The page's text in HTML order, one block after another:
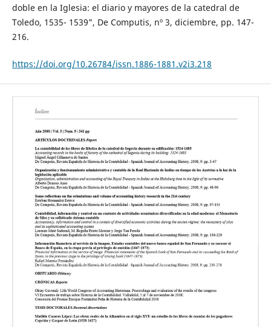
doble en la Iglesia: el diario y mayores de la catedral de
Toledo, 1535- 1539", De Computis, nº 3, diciembre, pp. 147-
216.
https://doi.org/10.26784/issn.1886-1881.v2i3.218